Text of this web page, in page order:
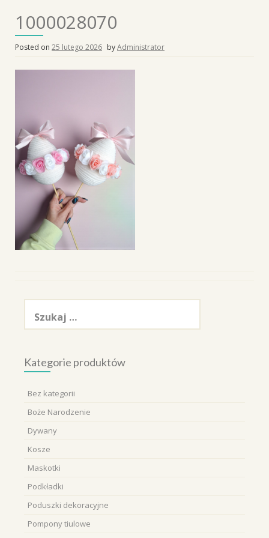
1000028070
Posted on 25 lutego 2026 byAdministrator
Szukaj:
Kategorie produktów
Bez kategorii
Boże Narodzenie
Dywany
Kosze
Maskotki
Podkładki
Poduszki dekoracyjne
Pompony tiulowe